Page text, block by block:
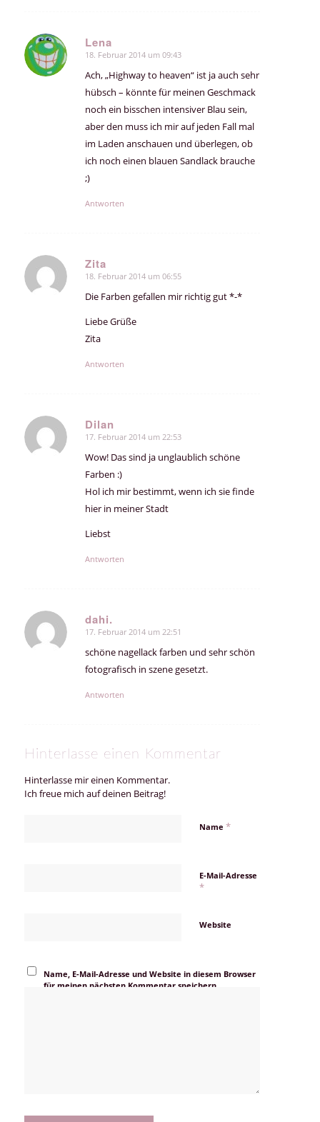
Lena
sagte:
18. Februar 2014 um 09:43
Ach, „Highway to heaven“ ist ja auch sehr
hübsch – könnte für meinen Geschmack
noch ein bisschen intensiver Blau sein,
aber den muss ich mir auf jeden Fall mal
im Laden anschauen und überlegen, ob
ich noch einen blauen Sandlack brauche
;)
Antworten
Zita
sagte:
18. Februar 2014 um 06:55
Die Farben gefallen mir richtig gut *-*
Liebe Grüße
Zita
Antworten
Dilan
sagte:
17. Februar 2014 um 22:53
Wow! Das sind ja unglaublich schöne
Farben :)
Hol ich mir bestimmt, wenn ich sie finde
hier in meiner Stadt
Liebst
Antworten
dahi.
sagte:
17. Februar 2014 um 22:51
schöne nagellack farben und sehr schön
fotografisch in szene gesetzt.
Antworten
Hinterlasse einen Kommentar
Hinterlasse mir einen Kommentar.
Ich freue mich auf deinen Beitrag!
Name *
E-Mail-Adresse
*
Website
Name, E-Mail-Adresse und Website in diesem Browser
für meinen nächsten Kommentar speichern.